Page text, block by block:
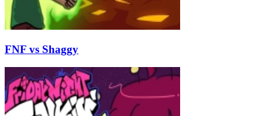
FNF vs Shaggy